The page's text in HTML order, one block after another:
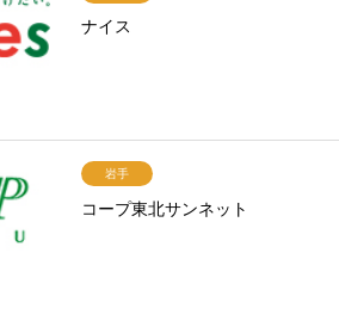
ナイス
岩手
コープ東北サンネット